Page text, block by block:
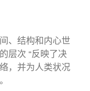
、结构和内心世
层次 “反映了决
，并为人类状况